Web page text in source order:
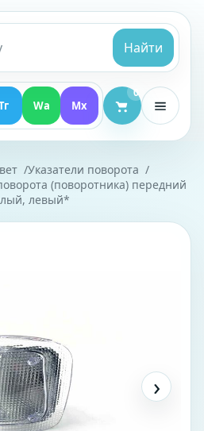
Найти
Wa Mx
0
Указатели поворота
(поворотника) передний
левый*
›